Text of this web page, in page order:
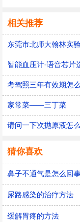
相关推荐
智能血压计-语音芯片
考驾照三年有效期怎
家常菜——三丁菜
请问一下次抛原液怎
猜你喜欢
鼻子不通气是怎么回
尿路感染的治疗方法
缓解胃疼的方法